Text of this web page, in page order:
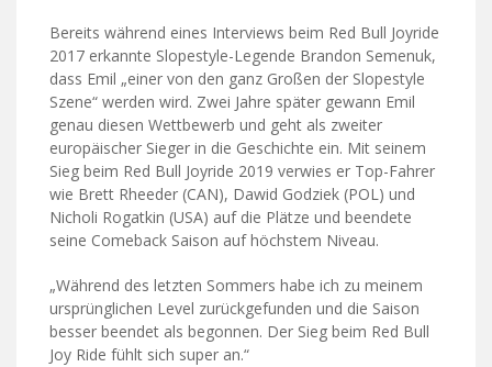
Bereits während eines Interviews beim Red Bull Joyride
2017 erkannte Slopestyle-Legende Brandon Semenuk,
dass Emil „einer von den ganz Großen der Slopestyle
Szene“ werden wird. Zwei Jahre später gewann Emil
genau diesen Wettbewerb und geht als zweiter
europäischer Sieger in die Geschichte ein. Mit seinem
Sieg beim Red Bull Joyride 2019 verwies er Top-Fahrer
wie Brett Rheeder (CAN), Dawid Godziek (POL) und
Nicholi Rogatkin (USA) auf die Plätze und beendete
seine Comeback Saison auf höchstem Niveau.
„Während des letzten Sommers habe ich zu meinem
ursprünglichen Level zurückgefunden und die Saison
besser beendet als begonnen. Der Sieg beim Red Bull
Joy Ride fühlt sich super an.“